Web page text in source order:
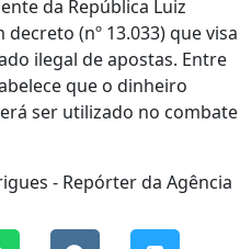
da República Luiz
(nº 13.033) que visa
ilegal de apostas. Entre
que o dinheiro
ser utilizado no combate
- Repórter da Agência